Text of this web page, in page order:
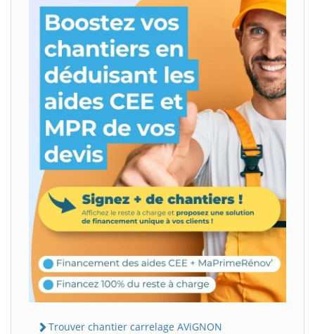
Trouver chantier carrelage AViGNON